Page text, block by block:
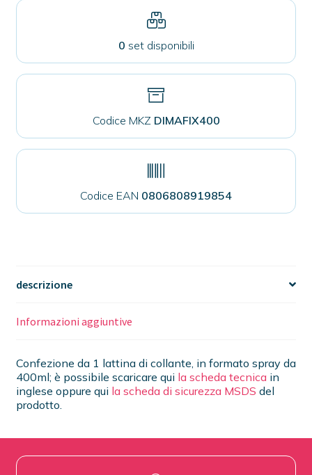
0 set disponibili
Codice MKZ DIMAFIX400
Codice EAN 0806808919854
descrizione
Informazioni aggiuntive
Confezione da 1 lattina di collante, in formato spray da
400ml; è possibile scaricare qui la scheda tecnicain
inglese oppure qui la scheda di sicurezza MSDS del
prodotto.